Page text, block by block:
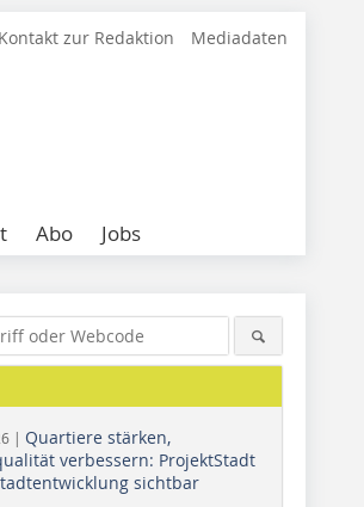
Kontakt zur Redaktion Mediadaten
Abo Jobs
| Quartiere stärken,
verbessern: ProjektStadt
sichtbar